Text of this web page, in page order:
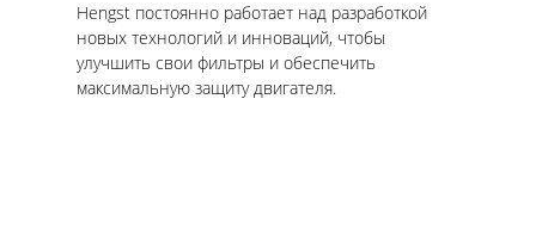
Hengst постоянно работает над разработкой
новых технологий и инноваций, чтобы
улучшить свои фильтры и обеспечить
максимальную защиту двигателя.